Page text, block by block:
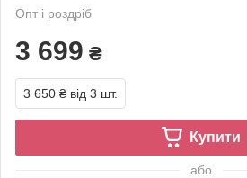
Опт і роздріб
3 699 ₴
3 650 ₴ від 3 шт.
Купити
або